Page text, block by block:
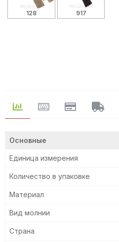
Основные
Единица измерения
Количество в упаковке
Материал
Вид молнии
Страна
128 917